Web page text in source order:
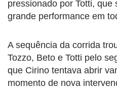
pressionado por Totti, que
grande performance em
A sequência da corrida
Tozzo, Beto e Totti pelo
que Cirino tentava abrir
momento de nova